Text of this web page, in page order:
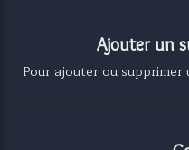
Ajouter un
Pour ajouter ou